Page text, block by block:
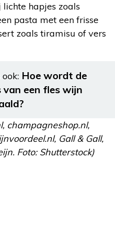
hapjes zoals
pasta met een frisse
zoals tiramisu of vers
ook: Hoe wordt de
van een fles wijn
champagneshop.nl,
Gall & Gall,
Foto: Shutterstock)